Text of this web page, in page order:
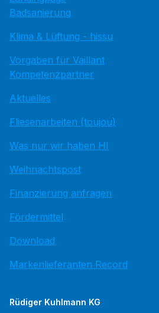
Badsanierung
Klima & Lüftung - hissu
Vorgaben für Vaillant
Kompetenzpartner
Aktuelles
Fliesenarbeiten (toujou)
Was nur wir haben HI
Weihnachtspost
Finanzierung anfragen
Fördermittel
Download
Markenlieferanten Record
Rüdiger Kuhlmann KG